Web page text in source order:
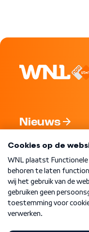
Nieuws
Nieuwsbrief
Word Lid